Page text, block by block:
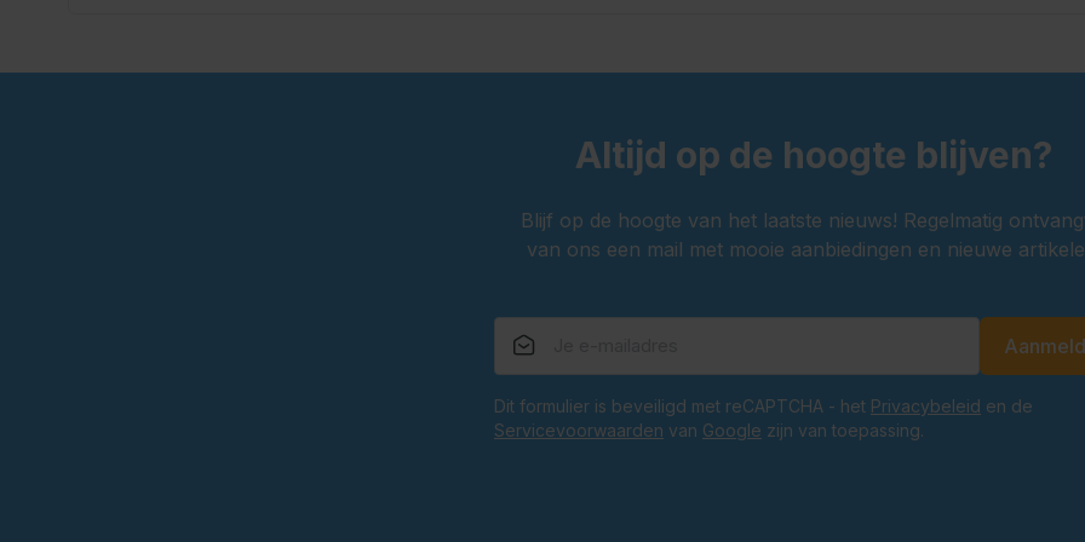
Altijd op de hoogte blijven?
Blijf op de hoogte van het laatste nieuws! Regelmatig
van ons een mail met mooie aanbiedingen en nieuwe
Dit formulier is beveiligd met reCAPTCHA - het Privacybeleid en de
Servicevoorwaarden van Google zijn van toepassing.